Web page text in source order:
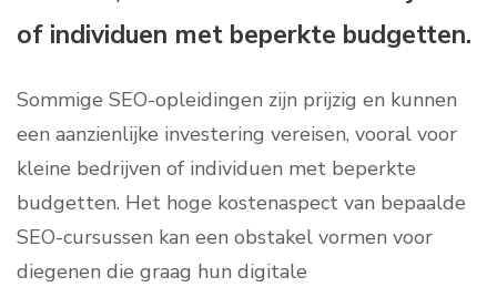
of individuen met beperkte budgetten.
Sommige SEO-opleidingen zijn prijzig en kunnen
een aanzienlijke investering vereisen, vooral voor
kleine bedrijven of individuen met beperkte
budgetten. Het hoge kostenaspect van bepaalde
SEO-cursussen kan een obstakel vormen voor
diegenen die graag hun digitale